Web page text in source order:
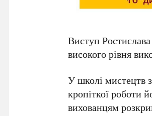
Виступ
високого рівня
У школі мистецтв
кропіткої роботи
вихованцям